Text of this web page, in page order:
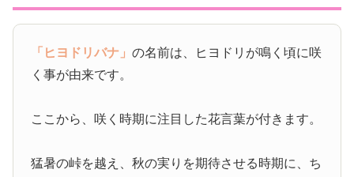
「ヒヨドリバナ」の名前は、ヒヨドリが鳴く頃に咲
く事が由来です。
ここから、咲く時期に注目した花言葉が付きます。
猛暑の峠を越え、秋の実りを期待させる時期に、ち